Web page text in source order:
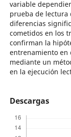
variable
prueba de lectura
diferencias
cometidos en los
confirman la
entrenamiento en
mediante un
en la ejecución
Descargas